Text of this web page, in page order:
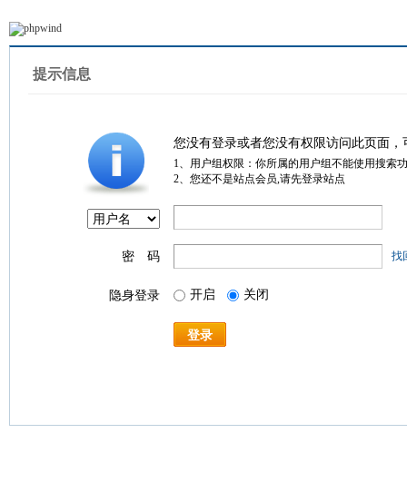
提示信息
您没有登录或者您没有权限访问此页面
1、用户组权限：你所属的用户组不能使用搜索
2、您还不是站点会员,请先登录站点
密 码 找
隐身登录 开启 关闭
登录